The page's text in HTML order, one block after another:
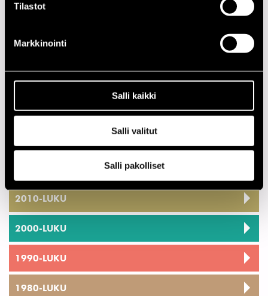
Tilastot
Markkinointi
Salli kaikki
Salli valitut
Salli pakolliset
2010-LUKU
2000-LUKU
1990-LUKU
1980-LUKU
14.00
Olli Ahvenlahti Band
James Andrews New Orleans Brass Band
21.00
Bent-A-Tonic
Marian Petrescu